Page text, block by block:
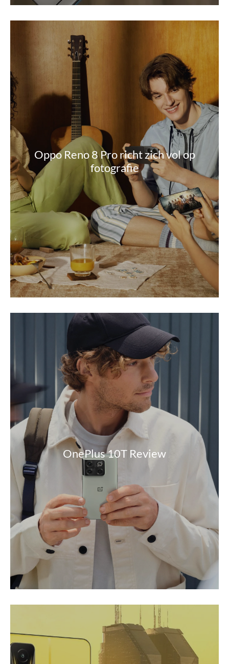
Oppo Reno 8 Pro richt zich vol op
fotografie
OnePlus 10T Review